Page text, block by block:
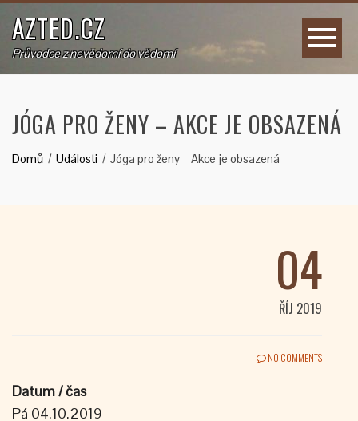
AZTED.CZ
Průvodce z nevědomí do vědomí
JÓGA PRO ŽENY – AKCE JE OBSAZENÁ
Domů Události Jóga pro ženy – Akce je obsazená
04
ŘÍJ 2019
NO COMMENTS
Datum / čas
Pá 04.10.2019